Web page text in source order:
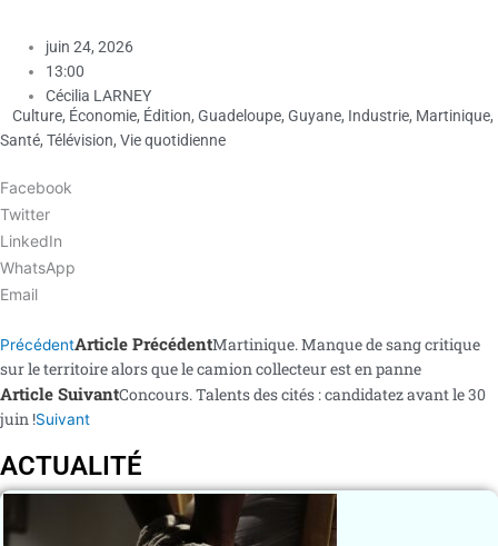
juin 24, 2026
13:00
Cécilia LARNEY
Culture, Économie, Édition, Guadeloupe, Guyane, Industrie, Martinique,
Santé, Télévision, Vie quotidienne
Facebook
Twitter
LinkedIn
WhatsApp
Email
PrécédentArticle PrécédentMartinique. Manque de sang critique
sur le territoire alors que le camion collecteur est en panne
Article SuivantConcours. Talents des cités : candidatez avant le 30
juin !Suivant
ACTUALITÉ